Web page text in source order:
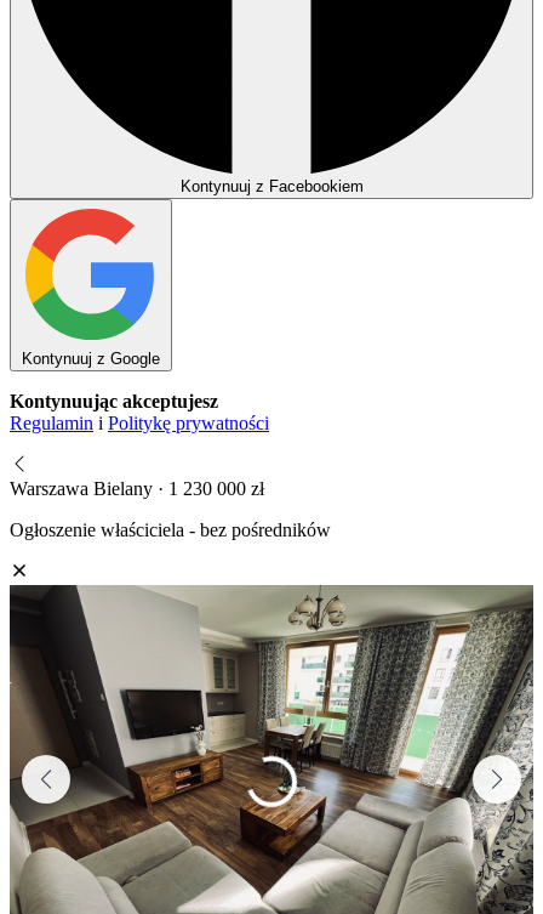
Kontynuuj z Facebookiem
Kontynuuj z Google
Kontynuując akceptujesz
Regulamin i Politykę prywatności
Warszawa Bielany · 1 230 000 zł
Ogłoszenie właściciela - bez pośredników